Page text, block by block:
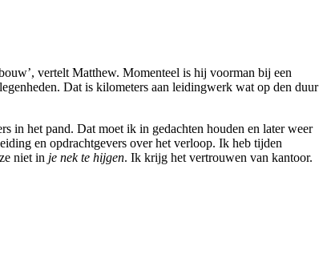
vertelt Matthew. Momenteel is hij voorman bij een
Dat is kilometers aan leidingwerk wat op den duur
in het pand. Dat moet ik in gedachten houden en later weer
en opdrachtgevers over het verloop. Ik heb tijden
niet in je nek te hijgen. Ik krijg het vertrouwen van kantoor.